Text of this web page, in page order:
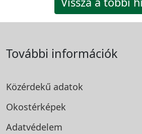
További információk
Közérdekű adatok
Okostérképek
Adatvédelem